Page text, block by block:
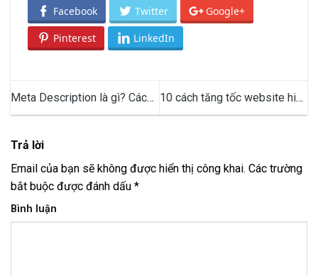
Facebook Twitter Google+
Pinterest LinkedIn
Meta Description là gì? Cách
tối ưu thẻ Description trong
10 cách tăng tốc website hiệu
quả bạn cần biết khi thiết kế
Trả lời
Email của bạn sẽ không được hiển thị công khai. Các trường
bắt buộc được đánh dấu *
Bình luận